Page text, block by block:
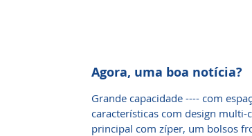
Agora, uma boa notícia?
Grande capacidade ---- com
características com design
principal com zíper, um bolsos